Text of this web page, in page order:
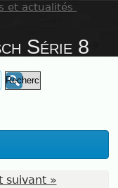
et actualités
Série 8
suivant »